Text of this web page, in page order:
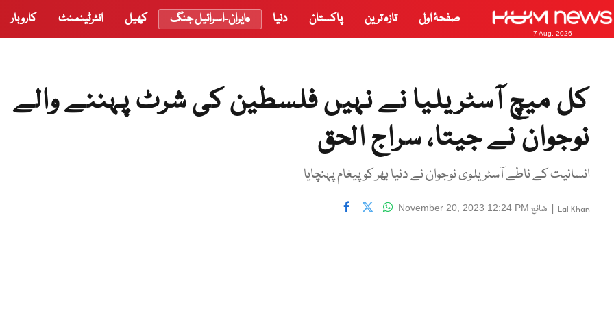
7 Aug, 2026
صفحۂ اول تازہ ترین پاکستان دنیا ایران-اسرائیل جنگ کھیل انٹرٹینمنٹ کاروبار
کل میچ آسٹریلیا نے نہیں فلسطین کی شرٹ پہننے والے
نوجوان نے جیتا، سراج الحق
انسانیت کے ناطے آسٹریلوی نوجوان نے دنیا بھر کو پیغام پہنچایا
Lal Khan
| شائع November 20, 2023 12:24 PM